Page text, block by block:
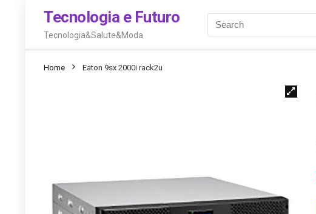
Tecnologia e Futuro
Tecnologia&Salute&Moda
Home Eaton 9sx 2000i rack2u